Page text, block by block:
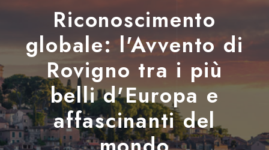
CONTATTI
CLUB DEGUSTA
STORE
RICERCA
Riconoscimento
globale: l'Avvento di
Rovigno tra i più
belli d'Europa e
affascinanti del